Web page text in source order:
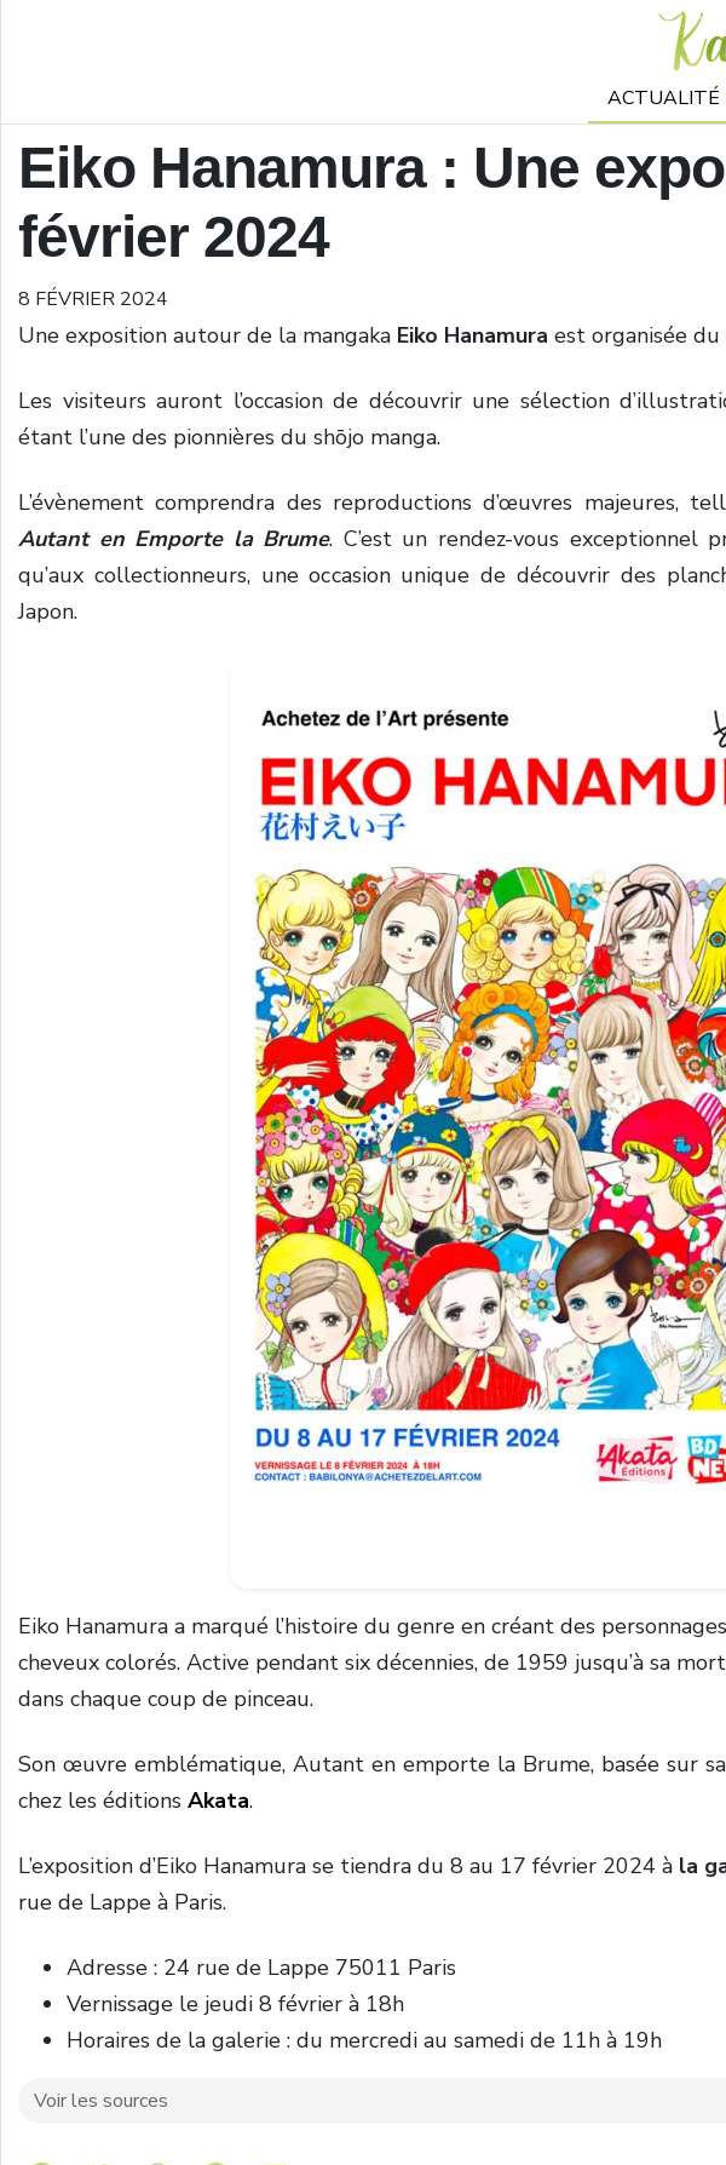
ACTUALITÉ
Eiko Hanamura : Une
février 2024
8 FÉVRIER 2024
Une exposition autour de la mangaka Eiko Hanamura est organisée
Les visiteurs auront l’occasion de découvrir une sélection
étant l’une des pionnières du shōjo manga.
L’évènement comprendra des reproductions d’œuvres majeures,
Autant en Emporte la Brume. C’est un rendez-vous exceptionnel
qu’aux collectionneurs, une occasion unique de découvrir des
Japon.
Eiko Hanamura a marqué l’histoire du genre en créant des
cheveux colorés. Active pendant six décennies, de 1959 jusqu’à sa
dans chaque coup de pinceau.
Son œuvre emblématique, Autant en emporte la Brume, basée sur
chez les éditions Akata.
L’exposition d’Eiko Hanamura se tiendra du 8 au 17 février 2024 à la
rue de Lappe à Paris.
Adresse : 24 rue de Lappe 75011 Paris
Vernissage le jeudi 8 février à 18h
Horaires de la galerie : du mercredi au samedi de 11h à 19h
Voir les sources